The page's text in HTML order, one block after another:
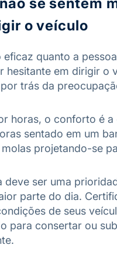
o veículo
quanto a
hesitante em dirigir o
trás da
horas, o conforto é a
sentado em um
projetando-se
ser uma
parte do dia.
de seus
para consertar ou